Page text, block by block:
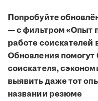
Попробуйте
— с фильтром «Опыт
работе соискателей
Обновления помогут
соискателя,
выявить даже тот
названии резюме